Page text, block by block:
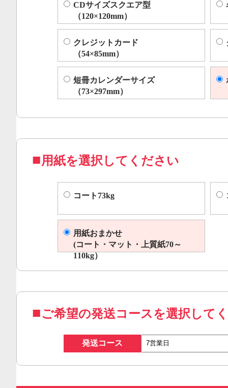
CDサイズスクエア型
（120×120mm）
クレジットカード
（54×85mm）
短冊カレンダーサイズ
（73×297mm）
用紙を選択してください
コート73kg
用紙おまかせ
(コート・マット・上質紙70～
110kg）
ご希望の発送コースを選択して
発送コース